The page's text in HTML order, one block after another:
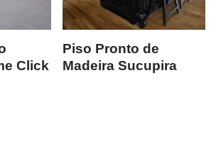
Click
Piso Pronto de
Madeira Sucupira